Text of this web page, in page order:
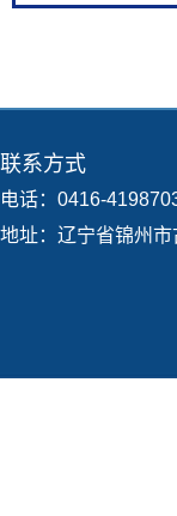
联系方式
电话：0416-
地址：辽宁省锦州